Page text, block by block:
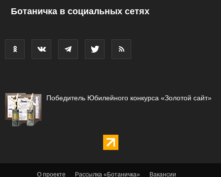
Ботаничка в социальных сетях
Победитель Юбилейного конкурса «Золотой сайт»
О проекте Рассылка «Ботаничка» Вакансии